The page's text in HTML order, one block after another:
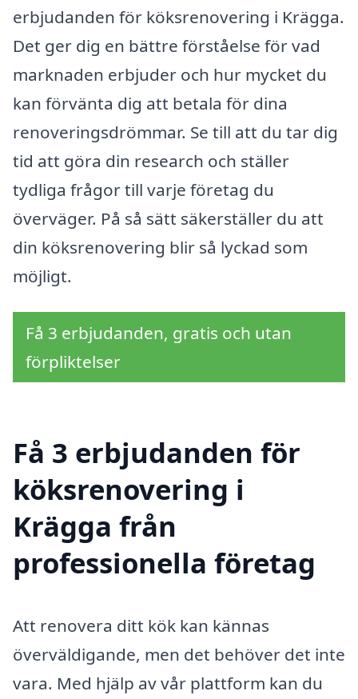
erbjudanden för köksrenovering i Krägga.
Det ger dig en bättre förståelse för vad
marknaden erbjuder och hur mycket du
kan förvänta dig att betala för dina
renoveringsdrömmar. Se till att du tar dig
tid att göra din research och ställer
tydliga frågor till varje företag du
överväger. På så sätt säkerställer du att
din köksrenovering blir så lyckad som
möjligt.
Få 3 erbjudanden, gratis och utan
förpliktelser
Få 3 erbjudanden för
köksrenovering i
Krägga från
professionella företag
Att renovera ditt kök kan kännas
överväldigande, men det behöver det inte
vara. Med hjälp av vår plattform kan du